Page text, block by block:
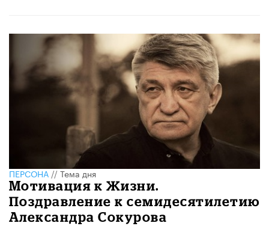
ПЕРСОНА//Тема дня
Мотивация к Жизни.
Поздравление к семидесятилетию
Александра Сокурова